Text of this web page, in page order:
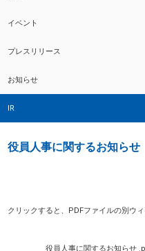
イベント
プレスリリース
お知らせ
IR
役員人事に関するお知らせ
クリックすると、PDFファイルの別ウィ
役員人事に関するお知らせ